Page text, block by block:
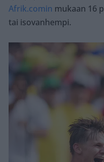
Afrik.comin mukaan 16
tai isovanhempi.